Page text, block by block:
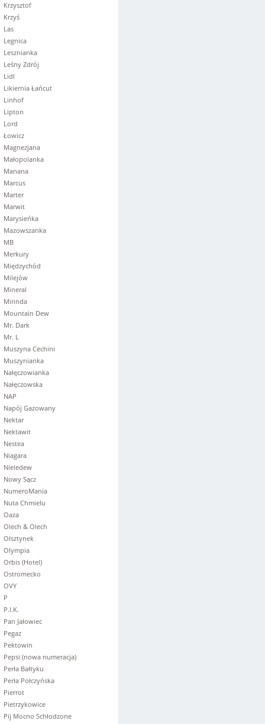
Krzysztof
Krzyś
Las
Legnica
Lesznianka
Leśny Zdrój
Lidl
Likiernia Łańcut
Linhof
Lipton
Lord
Łowicz
Magnezjana
Małopolanka
Manana
Marcus
Marter
Marwit
Marysieńka
Mazowszanka
MB
Merkury
Międzychód
Milejów
Mineral
Mirinda
Mountain Dew
Mr. Dark
Mr. L
Muszyna Cechini
Muszynianka
Nałęczowianka
Nałęczowska
NAP
Napój Gazowany
Nektar
Nektawit
Nestea
Niagara
Nieledew
Nowy Sącz
NumeroMania
Nuta Chmielu
Oaza
Olech & Olech
Olsztynek
Olympia
Orbis (Hotel)
Ostromecko
OVY
P
P.I.K.
Pan Jałowiec
Pegaz
Pektowin
Pepsi (nowa numeracja)
Perła Bałtyku
Perła Połczyńska
Pierrot
Pietrzykowice
Pij Mocno Schłodzone